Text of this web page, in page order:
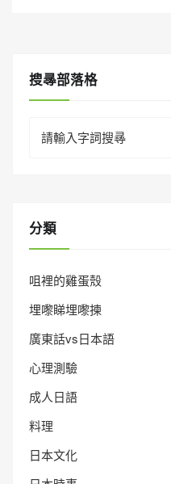
搜㝷部落格
for:
分類
咀裡的雞蛋殼
埋嚟睇埋嚟揀
廣東話vs日本語
心理測驗
成人日語
料理
日本文化